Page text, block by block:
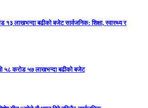
१३ लाखभन्दा बढीको बजेट सार्वजनिक: शिक्षा, स्वास्थ्य र
५८ करोड ५७ लाखभन्दा बढीको बजेट